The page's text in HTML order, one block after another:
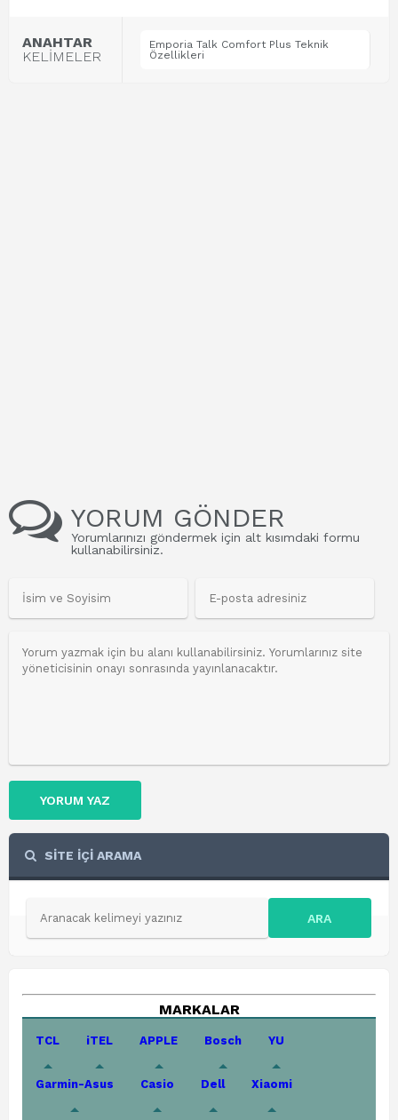
ANAHTAR
KELİMELER
Emporia Talk Comfort Plus Teknik
Özellikleri
YORUM GÖNDER
Yorumlarınızı göndermek için alt kısımdaki formu
kullanabilirsiniz.
YORUM YAZ
SİTE İÇİ ARAMA
ARA
MARKALAR
TCL iTEL APPLE Bosch YU
Garmin-Asus Casio Dell Xiaomi